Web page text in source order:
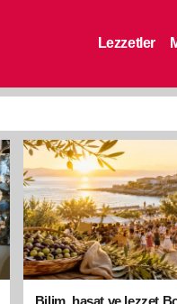
Lezzetler
Bilim, hasat ve lezzet